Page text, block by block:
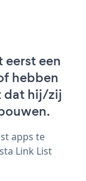
eerst een
hebben
dat hij/zij
apps te
Link List